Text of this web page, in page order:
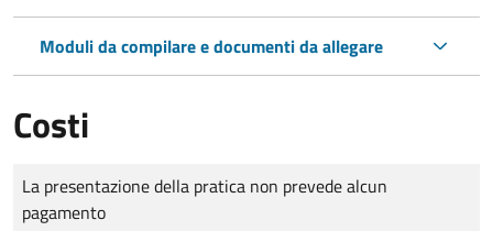
Moduli da compilare e documenti da allegare
Costi
Tipo di pagamento
Importo
La presentazione della pratica non prevede alcun
pagamento